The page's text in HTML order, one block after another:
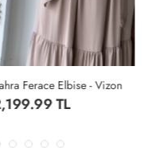
2,199.99 TL